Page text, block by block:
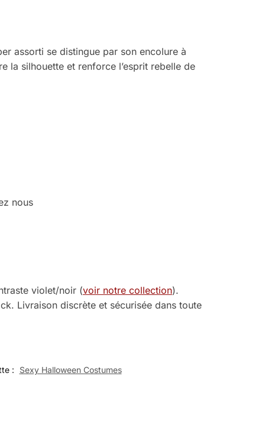
assorti se distingue par son encolure à
la silhouette et renforce l’esprit rebelle de
nous
violet/noir (voir notre collection).
Livraison discrète et sécurisée dans toute
: Sexy Halloween Costumes